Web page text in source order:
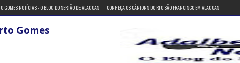
GOMES NOTÍCIAS - O BLOG DO SERTÃO DE ALAGOAS CONHEÇA OS CÂNIONS DO RIO SÃO FRANCISCO EM ALAGOAS
Gomes